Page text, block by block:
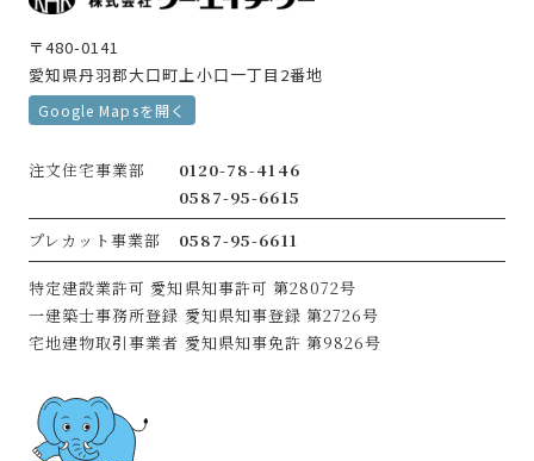
〒480-0141
愛知県丹羽郡大口町上小口一丁目2番地
Google Mapsを開く
注文住宅事業部
0120-78-4146
0587-95-6615
プレカット事業部
0587-95-6611
特定建設業許可 愛知県知事許可 第28072号
一建築士事務所登録 愛知県知事登録 第2726号
宅地建物取引事業者 愛知県知事免許 第9826号